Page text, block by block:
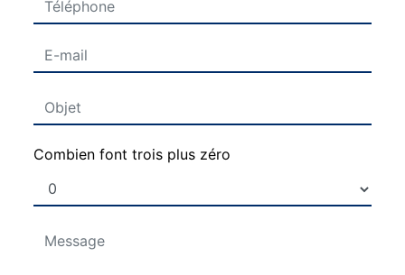
Combien font trois plus zéro